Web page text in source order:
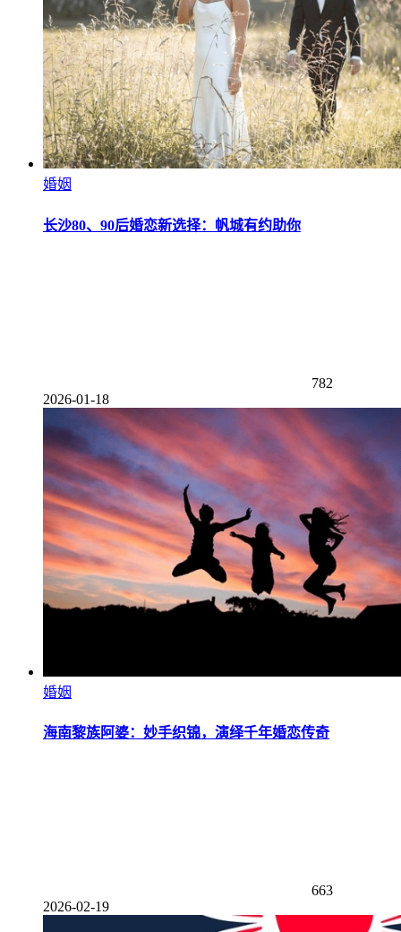
婚姻
长沙80、90后婚恋新选择：帆城有约助你
782
2026-01-18
婚姻
海南黎族阿婆：妙手织锦，演绎千年婚恋传奇
663
2026-02-19